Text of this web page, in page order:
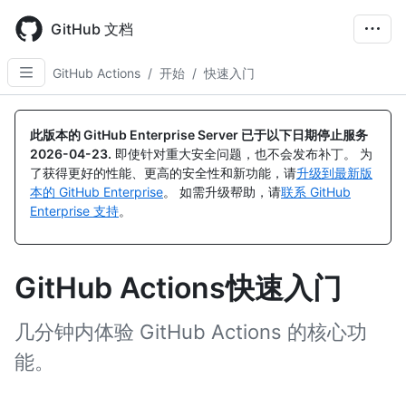
main
content
GitHub 文档
GitHub Actions / 开始 / 快速入门
此版本的 GitHub Enterprise Server 已于以下日期停止服务
2026-04-23. 即使针对重大安全问题，也不会发布补丁。 为
了获得更好的性能、更高的安全性和新功能，请升级到最新版
本的 GitHub Enterprise。 如需升级帮助，请联系 GitHub
Enterprise 支持。
GitHub Actions快速入门
几分钟内体验 GitHub Actions 的核心功
能。